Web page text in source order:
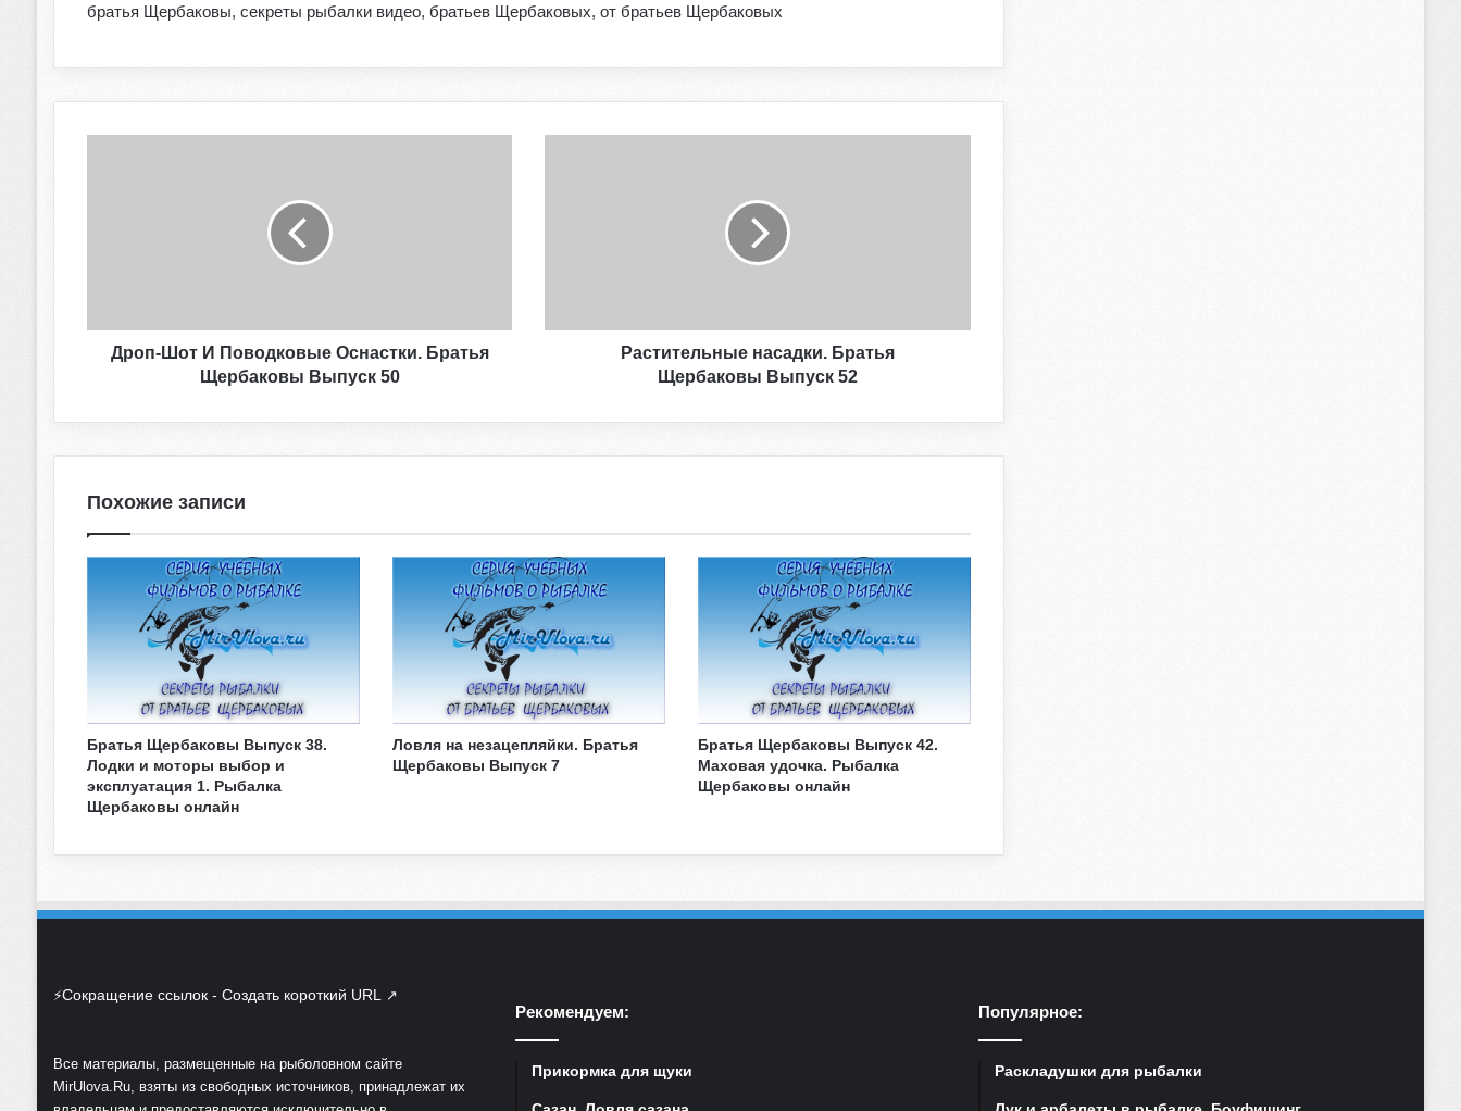
братья Щербаковы, секреты рыбалки видео, братьев Щербаковых, от братьев Щербаковых
Дроп-Шот И Поводковые Оснастки. Братья
Щербаковы Выпуск 50
Растительные насадки. Братья
Щербаковы Выпуск 52
Похожие записи
Братья Щербаковы Выпуск 38.
Лодки и моторы выбор и
эксплуатация 1. Рыбалка
Щербаковы онлайн
Ловля на незацепляйки. Братья
Щербаковы Выпуск 7
Братья Щербаковы Выпуск 42.
Маховая удочка. Рыбалка
Щербаковы онлайн
⚡Сокращение ссылок - Создать короткий URL ↗
Все материалы, размещенные на рыболовном сайте
MirUlova.Ru, взяты из свободных источников, принадлежат их
Рекомендуем:
Прикормка для щуки
Популярное:
Раскладушки для рыбалки